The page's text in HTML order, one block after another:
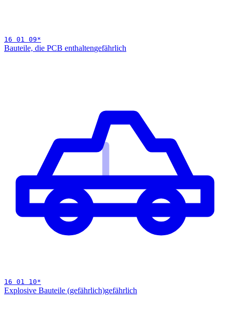
16 01 09*
Bauteile, die PCB enthaltengefährlich
16 01 10*
Explosive Bauteile (gefährlich)gefährlich